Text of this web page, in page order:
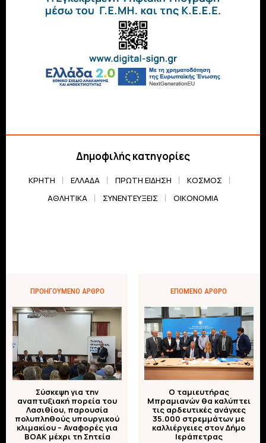
Δημοφιλής κατηγορίες
ΚΡΗΤΗ ΕΛΛΆΔΑ ΠΡΏΤΗ ΕΊΔΗΣΗ
ΚΌΣΜΟΣ
ΑΘΛΗΤΙΚΆ
ΣΥΝΕΝΤΕΎΞΕΙΣ ΟΙΚΟΝΟΜΊΑ
ΠΡΟΗΓΟΎΜΕΝΟ ΆΡΘΡΟ
Σύσκεψη για την
αναπτυξιακή πορεία του
Λασιθίου, παρουσία
πολυπληθούς υπουργικού
κλιμακίου – Αναφορές για
ΒΟΑΚ μέχρι τη Σητεία
ΕΠΌΜΕΝΟ ΆΡΘΡΟ
Ο ταμιευτήρας
Μπραμιανών θα καλύπτει
τις αρδευτικές ανάγκες
35.000 στρεμμάτων με
καλλιέργειες στον Δήμο
Ιεράπετρας